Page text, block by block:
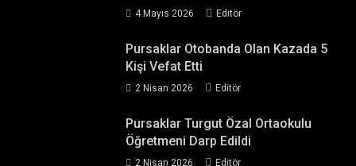
4 Mayıs 2026 Editör
Pursaklar Otobanda Olan Kazada 5
Kişi Vefat Etti
2 Nisan 2026 Editör
Pursaklar Turgut Özal Ortaokulu
Öğretmeni Darp Edildi
2 Nisan 2026 Editör